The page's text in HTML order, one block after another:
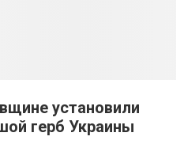
установили
герб Украины